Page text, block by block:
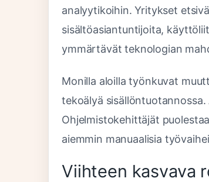
analyytikoihin. Yritykset
sisältöasiantuntijoita,
ymmärtävät teknologian
Monilla aloilla työnkuvat
tekoälyä
Ohjelmistokehittäjät
aiemmin manuaalisia
Viihteen kasvava